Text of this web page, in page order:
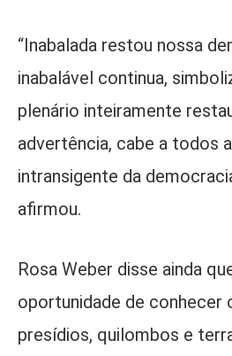
“Inabalada restou nossa
inabalável continua,
plenário inteiramente
advertência, cabe a todos
intransigente da
afirmou.
Rosa Weber disse ainda
oportunidade de conhecer
presídios, quilombos e